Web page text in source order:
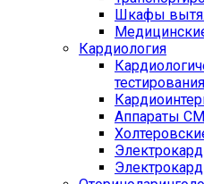
Шкафы
Кардиология
тестирования
Аппараты